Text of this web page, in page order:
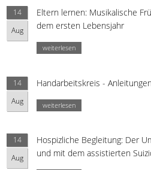
14
Aug
Eltern lernen: Musikalische
dem ersten Lebensjahr
weiterlesen
14
Aug
Handarbeitskreis -
weiterlesen
14
Aug
Hospizliche Begleitung: Der
und mit dem assistierten